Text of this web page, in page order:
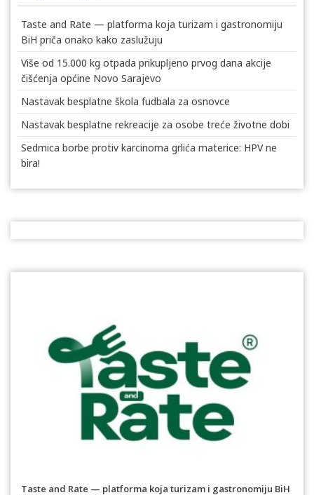
Taste and Rate — platforma koja turizam i gastronomiju
BiH priča onako kako zaslužuju
Više od 15.000 kg otpada prikupljeno prvog dana akcije
čišćenja općine Novo Sarajevo
Nastavak besplatne škola fudbala za osnovce
Nastavak besplatne rekreacije za osobe treće životne dobi
Sedmica borbe protiv karcinoma grlića materice: HPV ne
bira!
Taste and Rate — platforma koja turizam i gastronomiju BiH